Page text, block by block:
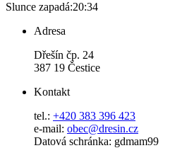
Slunce zapadá:20:34
Adresa
Dřešín čp. 24
387 19 Čestice
Kontakt
tel.: +420 383 396 423
e-mail: obec@dresin.cz
Datová schránka: gdmam99